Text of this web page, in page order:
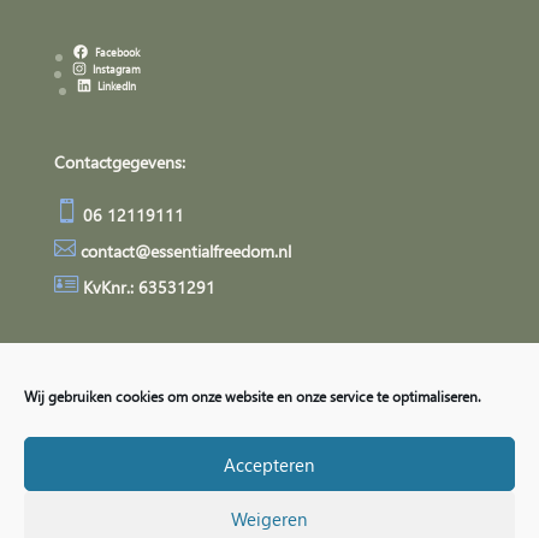
Wij gebruiken cookies om onze website en onze service te optimaliseren.
Accepteren
Weigeren
Facebook
Instagram
LinkedIn
Contactgegevens:
 06 12119111
 contact@essentialfreedom.nl
KvKnr.: 63531291
Privacyverklaring